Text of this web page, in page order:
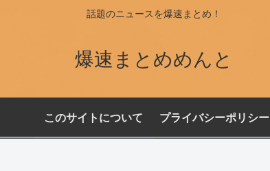
話題のニュースを爆速まとめ！
爆速まとめめんと
このサイトについて プライバシーポリシー